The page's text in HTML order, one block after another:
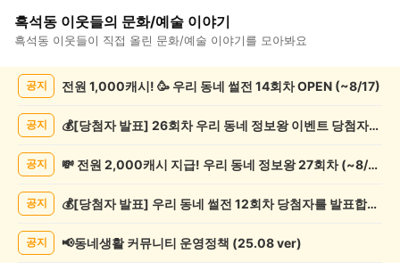
흑석동 이웃들의 문화/예술 이야기
흑석동 이웃들이 직접 올린 문화/예술 이야기를 모아봐요
록
공지 전원 1,000캐시! 🥳 우리 동네 썰전 14회차 OPEN (~8/17)
공지 💰[당첨자 발표] 26회차 우리 동네 정보왕 이벤트 당첨자를 발표합니다!
공지 💸 전원 2,000캐시 지급! 우리 동네 정보왕 27회차 (~8/10)
공지 💰[당첨자 발표] 우리 동네 썰전 12회차 당첨자를 발표합니다!
공지 📢동네생활 커뮤니티 운영정책 (25.08 ver)